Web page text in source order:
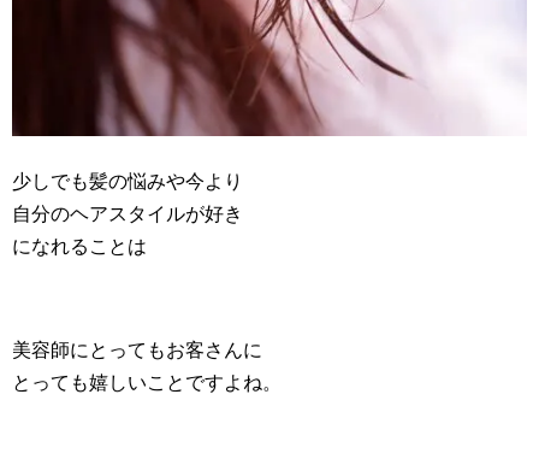
少しでも髪の悩みや今より
自分のヘアスタイルが好き
になれることは
美容師にとってもお客さんに
とっても嬉しいことですよね。